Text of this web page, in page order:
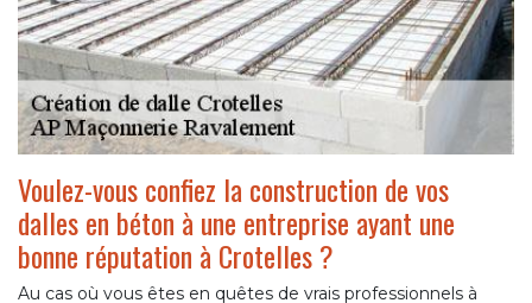
Voulez-vous confiez la construction de vos
dalles en béton à une entreprise ayant une
bonne réputation à Crotelles ?
Au cas où vous êtes en quêtes de vrais professionnels à